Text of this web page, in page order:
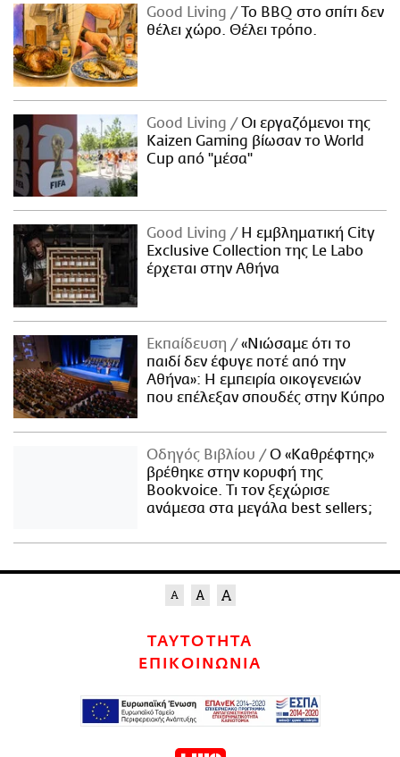
Good Living
Το BBQ στο σπίτι δεν
θέλει χώρο. Θέλει τρόπο.
Good Living
Οι εργαζόμενοι της
Kaizen Gaming βίωσαν το World
Cup από "μέσα"
Good Living
Η εμβληματική City
Exclusive Collection της Le Labo
έρχεται στην Αθήνα
Εκπαίδευση
«Νιώσαμε ότι το
παιδί δεν έφυγε ποτέ από την
Αθήνα»: Η εμπειρία οικογενειών
που επέλεξαν σπουδές στην Κύπρο
Οδηγός Βιβλίου
Ο «Καθρέφτης»
βρέθηκε στην κορυφή της
Bookvoice. Τι τον ξεχώρισε
ανάμεσα στα μεγάλα best sellers;
ΤΑΥΤΟΤΗΤΑ
ΕΠΙΚΟΙΝΩΝΙΑ